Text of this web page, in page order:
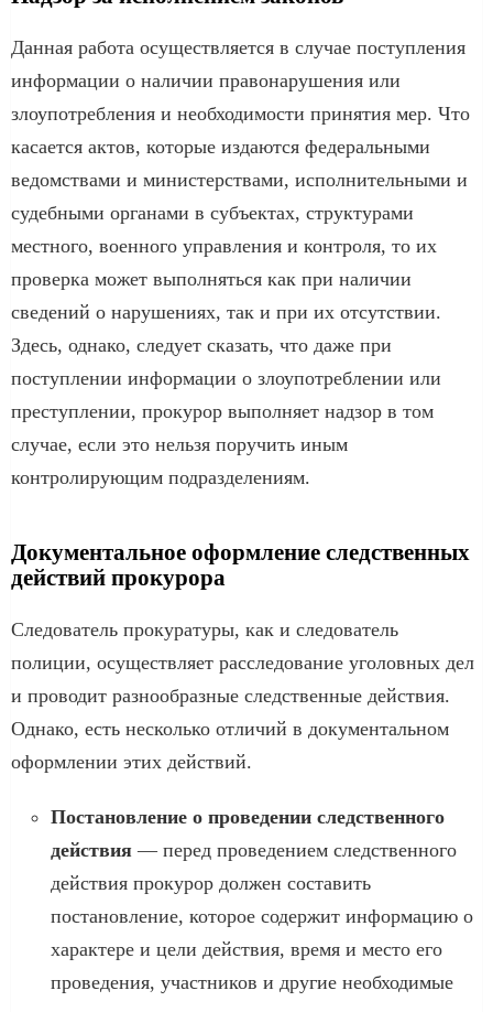
Данная работа осуществляется в случае поступления
информации о наличии правонарушения или
злоупотребления и необходимости принятия мер. Что
касается актов, которые издаются федеральными
ведомствами и министерствами, исполнительными и
судебными органами в субъектах, структурами
местного, военного управления и контроля, то их
проверка может выполняться как при наличии
сведений о нарушениях, так и при их отсутствии.
Здесь, однако, следует сказать, что даже при
поступлении информации о злоупотреблении или
преступлении, прокурор выполняет надзор в том
случае, если это нельзя поручить иным
контролирующим подразделениям.
Документальное оформление следственных
действий прокурора
Следователь прокуратуры, как и следователь
полиции, осуществляет расследование уголовных дел
и проводит разнообразные следственные действия.
Однако, есть несколько отличий в документальном
оформлении этих действий.
Постановление о проведении следственного
действия — перед проведением следственного
действия прокурор должен составить
постановление, которое содержит информацию о
характере и цели действия, время и место его
проведения, участников и другие необходимые